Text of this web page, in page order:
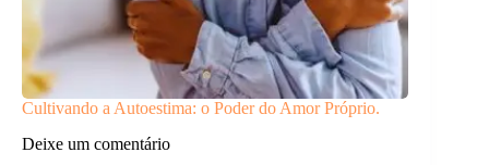
Cultivando a Autoestima: o Poder do Amor Próprio.
Deixe um comentário